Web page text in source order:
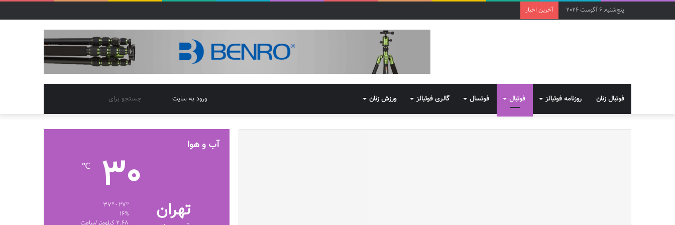
پنج‌شنبه, 6 آگوست 2026 آخرین اخبار
فوتبال زنان روزنامه فوتبالز فوتبال فوتسال گالری فوتبالز ورزش زنان
برای
تغییر
پوسته
ورود به سایت
آب و هوا
تهران
30
℃
16%
2.68 کیلومتر/ساعت